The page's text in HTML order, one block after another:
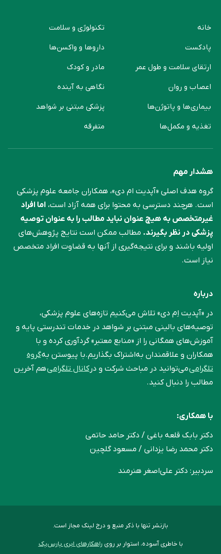
خانه
پادکست
ارتقای سلامت و طول عمر
اعصاب و روان
بیماری‌ها و پاتوژن‌ها
تغذیه و مکمل‌ها
تکنولوژی و سلامت
دارو‌ها و واکسن‌ها
مادر و کودک
نگاهی به آینده
پزشکی مبتنی بر شواهد
متفرقه
هشدار مهم
گروه هدف اصلی «آپدیت ام دی»، همکاران جامعه علوم ‌پزشکی
است. هرچند دسترسی به محتوا برای همه آزاد است، اما افراد
غیرمتخصص به هیچ عنوان نباید مطالب را به عنوان توصیه
پزشکی در نظر بگیرند. مطالب ممکن است نتایج پژوهش‌های
اولیه باشند و برای نتیجه‌گیری از آنها به قضاوت افراد متخصص
نیاز است.
درباره
در «آپدیت اِم دی» تلاش می‌کنیم تازه‌های علوم پزشکی،
توصیه‌های بالینی مبتنی بر شواهد در خدمات تندرستی پایه و
آموزش‌های همگانی را از «منابع معتبر» گردآوری کرده و با
همکاران و علاقمندان به‌اشتراک بگذاریم.با پیوستن بهگروه
تلگرامیمی‌توانید در مباحث شرکت و درکانال تلگرامیهم آخرین
مطالب را دنبال کنید.
با همکاری:
دکتر بابک قلعه‌ باغی / دکتر حامد حاتمی
دکتر محمد رضا یزدانی / مسعود گلچین
سردبیر: دکتر علی‌اصغر هنرمند
بازنشر تنها با ذکر منبع و درج لینک مجاز است.
با خاطری آسوده، استوار بر روی راهکارهای ابری پارس‌پک